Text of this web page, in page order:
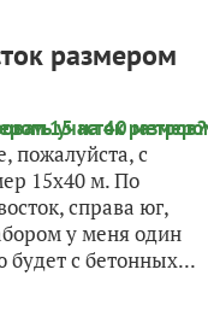
размером
пожалуйста, с
15х40 м. По
справа юг,
у меня один
будет с бетонных...